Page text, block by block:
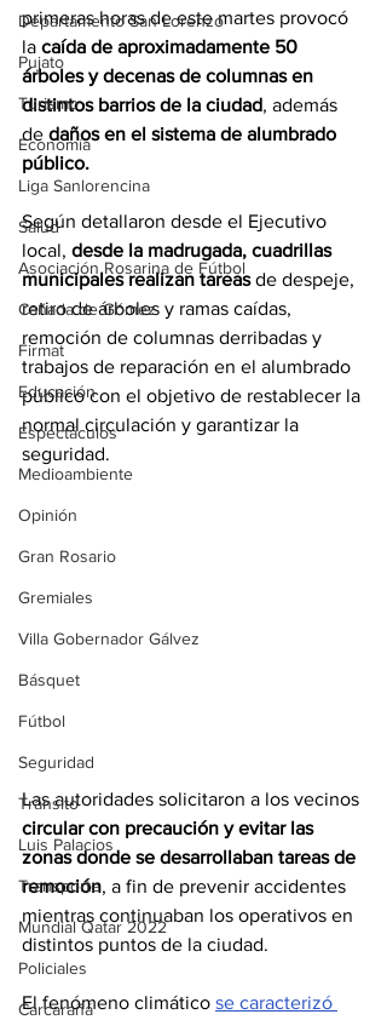
Departamento San Lorenzo
Pujato
Turismo
Economía
Liga Sanlorencina
Salud
Asociación Rosarina de Fútbol
Cañada de Gómez
Firmat
Educación
Espectáculos
Medioambiente
Opinión
Gran Rosario
Gremiales
Villa Gobernador Gálvez
Básquet
Fútbol
Seguridad
Tránsito
Luis Palacios
Transporte
Mundial Qatar 2022
Policiales
Carcarañá
primeras horas de este martes provocó
la caída de aproximadamente 50
árboles y decenas de columnas en
distintos barrios de la ciudad, además
de daños en el sistema de alumbrado
público.
Según detallaron desde el Ejecutivo
local, desde la madrugada, cuadrillas
municipales realizan tareas de despeje,
retiro de árboles y ramas caídas,
remoción de columnas derribadas y
trabajos de reparación en el alumbrado
público con el objetivo de restablecer la
normal circulación y garantizar la
seguridad.
Las autoridades solicitaron a los vecinos
circular con precaución y evitar las
zonas donde se desarrollaban tareas de
remoción, a fin de prevenir accidentes
mientras continuaban los operativos en
distintos puntos de la ciudad.
El fenómeno climático se caracterizó